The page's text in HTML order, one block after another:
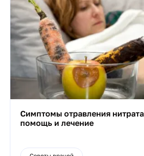
Симптомы отравления
помощь и лечение